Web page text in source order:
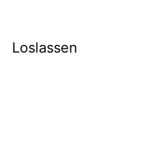
Loslassen